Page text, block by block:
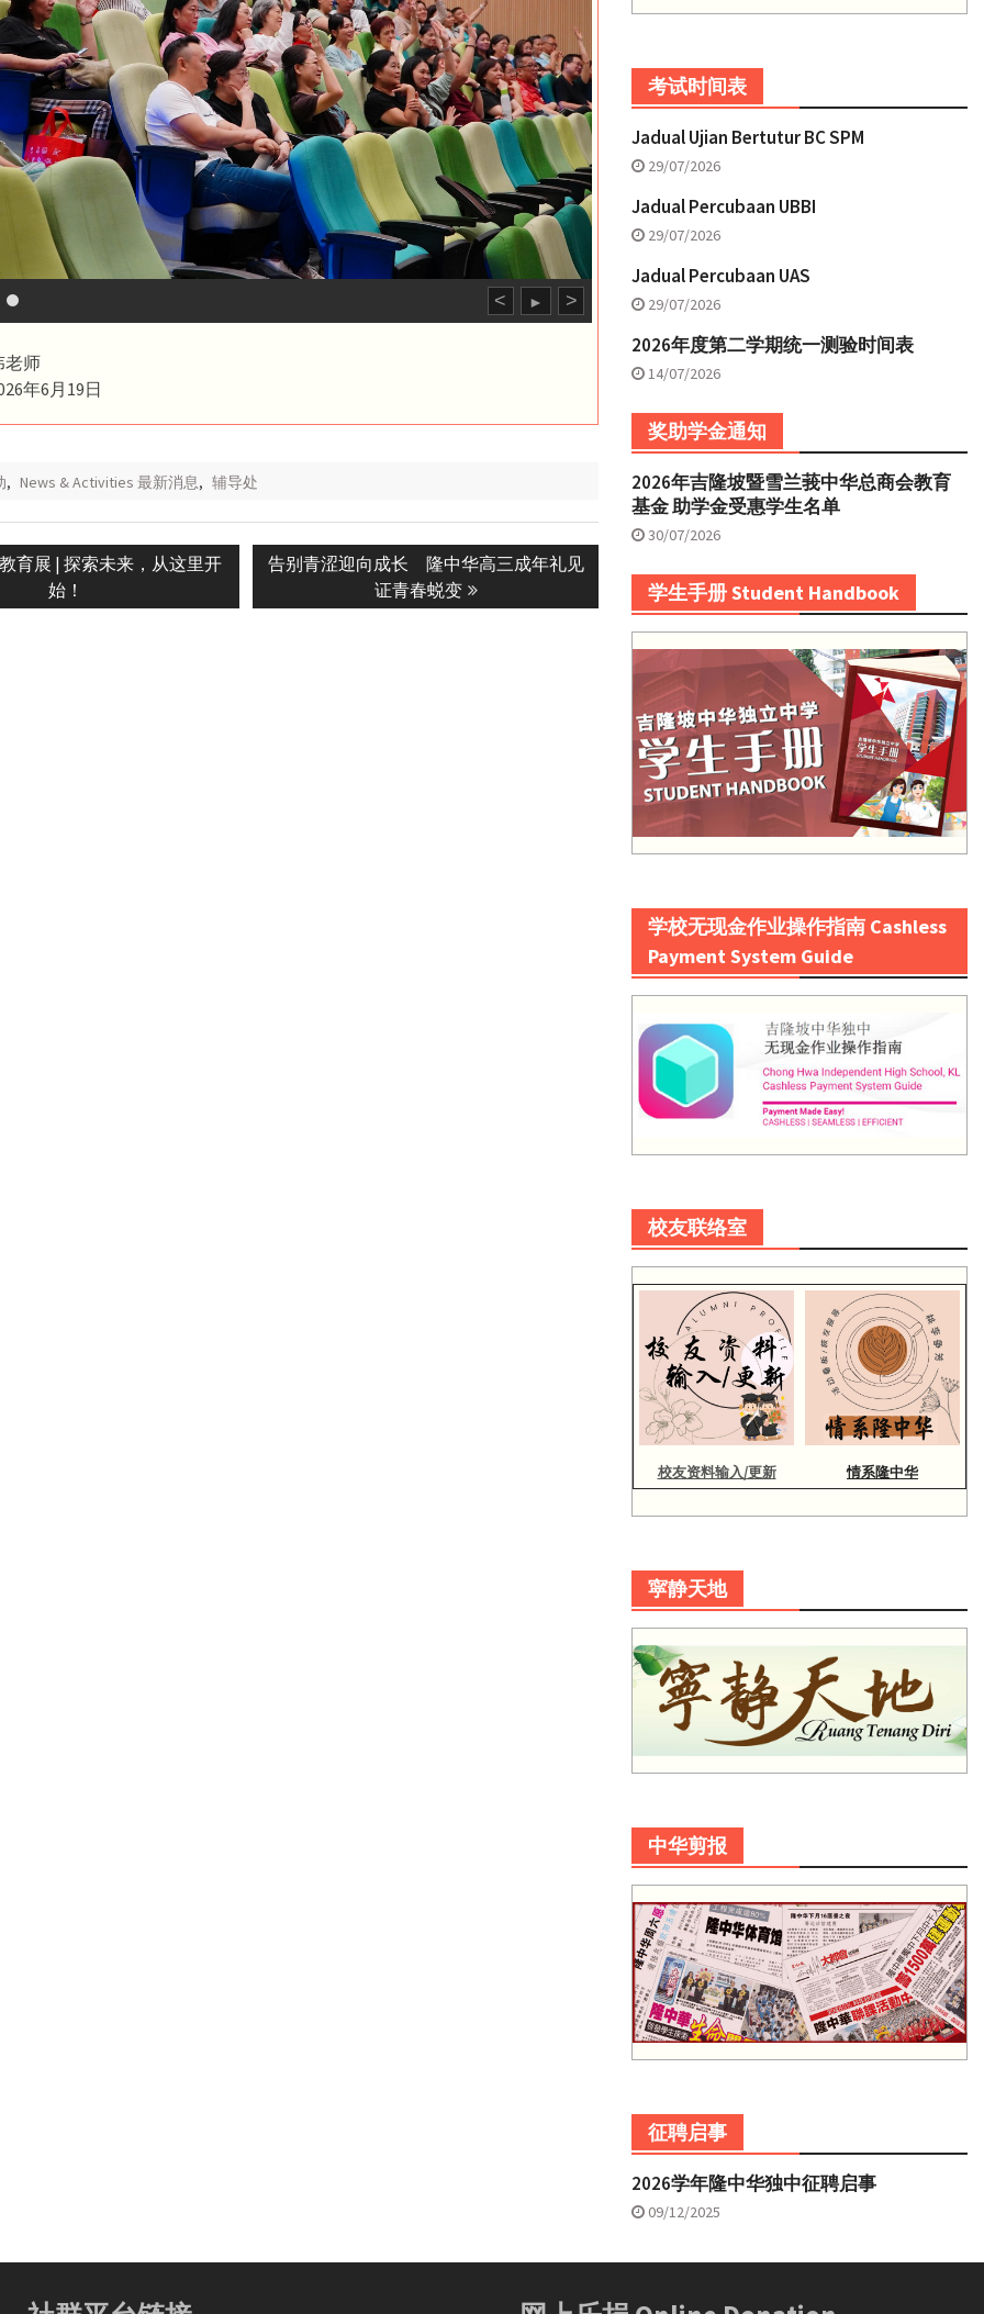
< ► >
老师
年6月19日
, News & Activities 最新消息, 辅导处
育展 | 探索未来，从这里开
始！
Next
告别青涩迎向成长 隆中华高三成年礼见
证青春蜕变
考试时间表
Jadual Ujian Bertutur BC SPM
29/07/2026
Jadual Percubaan UBBI
29/07/2026
Jadual Percubaan UAS
29/07/2026
2026年度第二学期统一测验时间表
14/07/2026
奖助学金通知
2026年吉隆坡暨雪兰莪中华总商会教育
基金 助学金受惠学生名单
30/07/2026
学生手册 Student Handbook
学校无现金作业操作指南 Cashless
Payment System Guide
校友联络室
校友资料输入/更新 情系隆中华
寜静天地
中华剪报
征聘启事
2026学年隆中华独中征聘启事
09/12/2025